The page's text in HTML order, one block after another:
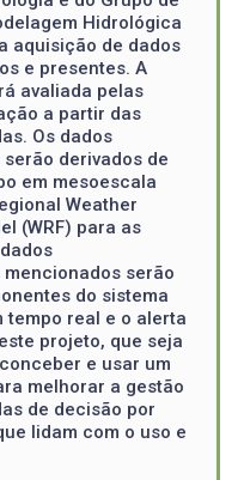
Hidrológica
aquisição de dados
e presentes. A
avaliada pelas
a partir das
Os dados
derivados de
em mesoescala
Weather
(WRF) para as
serão
do sistema
tempo real e o alerta
projeto, que seja
e usar um
melhorar a gestão
de decisão por
lidam com o uso e